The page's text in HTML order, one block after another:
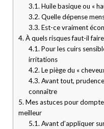
3.1. Huile basique ou «
3.2. Quelle dépense
3.3. Est-ce vraiment
4. À quels risques faut-il
4.1. Pour les cuirs
irritations
4.2. Le piège du «
4.3. Avant tout,
connaître
5. Mes astuces pour
meilleur
5.1. Avant d’appliquer